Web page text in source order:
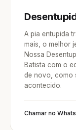
A pia entupida
mais, o melhor
Nossa
Batista com o
de novo, como
acontecido.
Chamar no